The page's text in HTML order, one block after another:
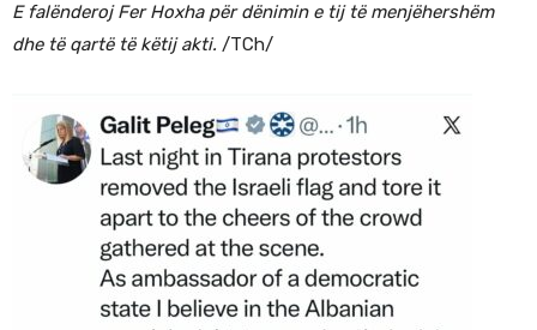
E falënderoj Fer Hoxha për dënimin e tij të menjëhershëm
dhe të qartë të këtij akti. /TCh/